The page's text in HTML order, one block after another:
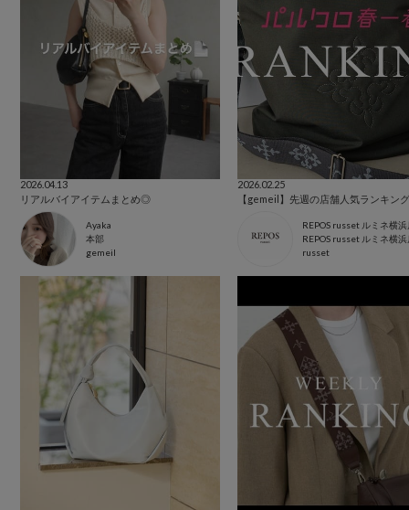
2026.04.13
リアルバイアイテムまとめ◎
Ayaka
本部
gemeil
2026.02.25
【gemeil】先週の店舗人気ランキン
REPOS russet ルミネ横
REPOS russet ルミネ横
russet